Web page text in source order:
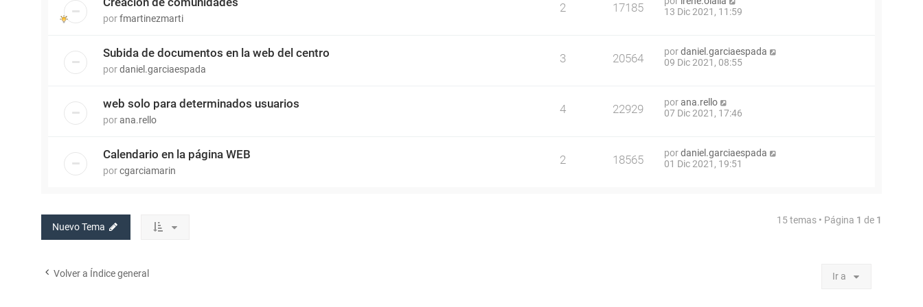
porfmartinezmarti
2 17185
13 Dic 2021, 11:59
Subida de documentos en la web del centro
pordaniel.garciaespada
3 20564 pordaniel.garciaespada
09 Dic 2021, 08:55
web solo para determinados usuarios
porana.rello
4 22929 porana.rello
07 Dic 2021, 17:46
Calendario en la página WEB
porcgarciamarin
2 18565 pordaniel.garciaespada
01 Dic 2021, 19:51
Nuevo Tema
15 temas • Página 1 de 1
Volver a Índice general Ir a